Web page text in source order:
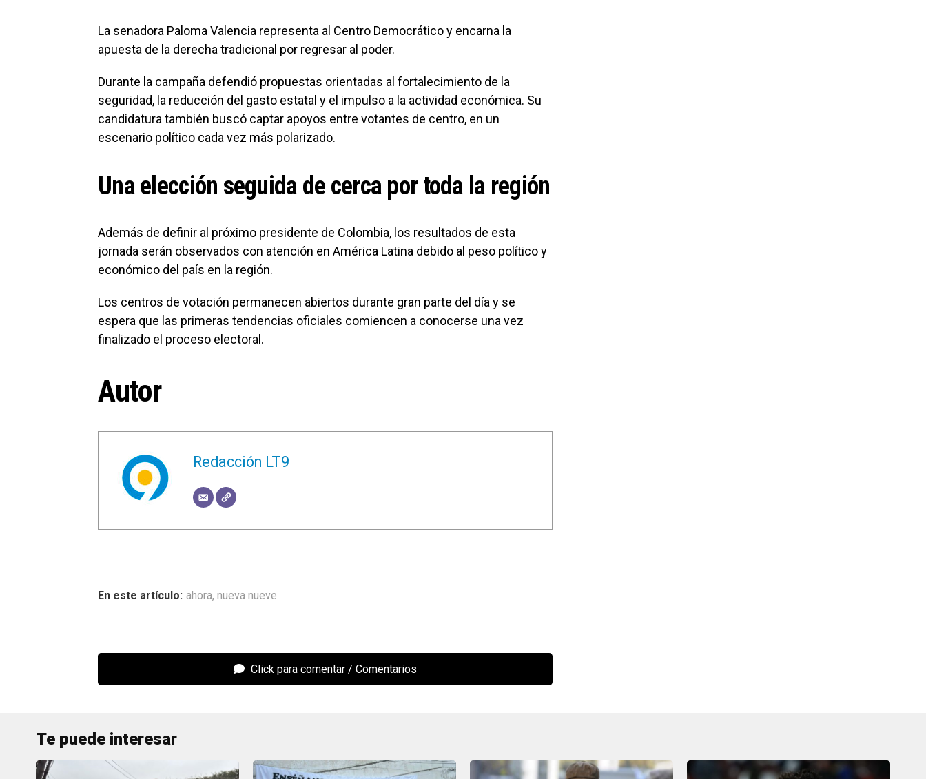
La senadora Paloma Valencia representa al Centro Democrático y encarna la
apuesta de la derecha tradicional por regresar al poder.
Durante la campaña defendió propuestas orientadas al fortalecimiento de la
seguridad, la reducción del gasto estatal y el impulso a la actividad económica. Su
candidatura también buscó captar apoyos entre votantes de centro, en un
escenario político cada vez más polarizado.
Una elección seguida de cerca por toda la región
Además de definir al próximo presidente de Colombia, los resultados de esta
jornada serán observados con atención en América Latina debido al peso político y
económico del país en la región.
Los centros de votación permanecen abiertos durante gran parte del día y se
espera que las primeras tendencias oficiales comiencen a conocerse una vez
finalizado el proceso electoral.
Autor
Redacción LT9
ahora, nueva nueve
Click para comentar
Te puede interesar